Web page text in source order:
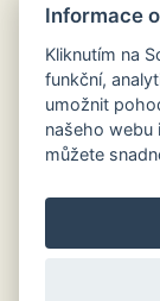
Informace
Kliknutím na
funkční,
umožnit
našeho webu
můžete